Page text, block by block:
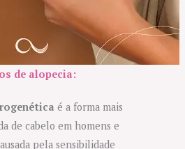
de alopecia:
é a forma mais
de cabelo em homens e
pela sensibilidade